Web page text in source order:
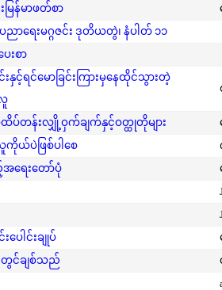
ြန်မာဖတ်စာ
ညာရေးမဂ္ဂဇင်း ဒုတိယတွဲ၊ နံပါတ် ၁၁
းစာ
းနှင့်ရင်မောခြင်းကြားမှနေထိုင်သွားတဲ့
ပ်တန်းလျှို့ဝှက်ချက်နှင့်ဝတ္ထုတိုများ
ကိုယ်ပဲဖြစ်ပါစေ
အရေးတော်ပုံ
ပေါင်းချုပ်
ည်တွင်ချစ်သည်